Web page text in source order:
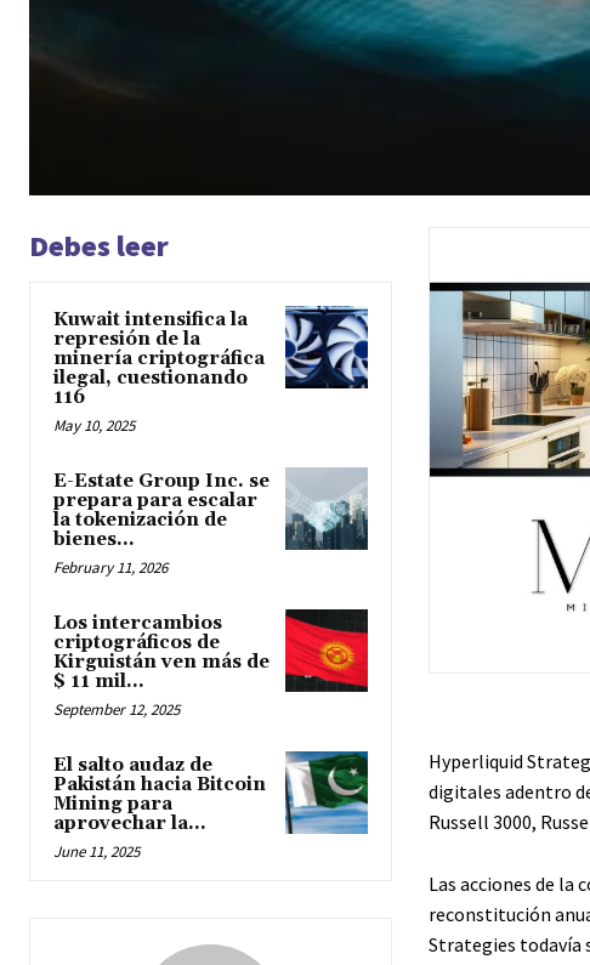
Debes leer
Kuwait intensifica la
represión de la
minería criptográfica
ilegal, cuestionando
116
May 10, 2025
E-Estate Group Inc. se
prepara para escalar
la tokenización de
bienes...
February 11, 2026
Los intercambios
criptográficos de
Kirguistán ven más de
$ 11 mil...
September 12, 2025
El salto audaz de
Pakistán hacia Bitcoin
Mining para
aprovechar la...
June 11, 2025
Hyperliquid
digitales adentro
Russell 3000,
Las acciones de la
reconstitución
Strategies todavía